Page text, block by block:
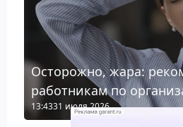
Осторожно, жара:
работникам по
13:4331 июля 2026